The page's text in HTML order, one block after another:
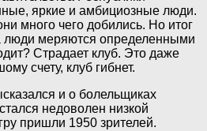
яркие и амбициозные люди.
много чего добились. Но итог
люди меряются определенными
Страдает клуб. Это даже
счету, клуб гибнет.
и о болельщиках
недоволен низкой
пришли 1950 зрителей.